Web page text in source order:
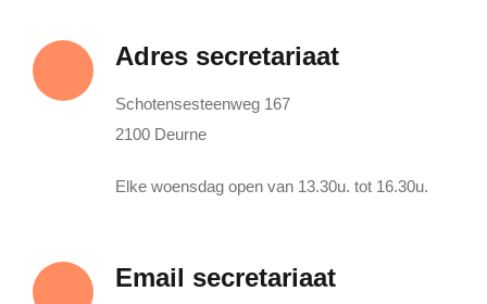
Adres secretariaat
Schotensesteenweg 167
2100 Deurne
Elke woensdag open van 13.30u. tot 16.30u.
Email secretariaat